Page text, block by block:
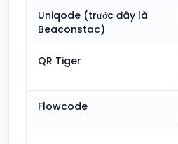
Uniqode (trước đây là
Beaconstac)
QR Tiger
Flowcode